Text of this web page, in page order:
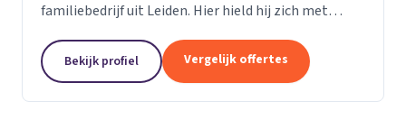
familiebedrijf uit Leiden. Hier hield hij zich met
verder gegaan als de Leidse Loodgieter. Met de...
Bekijk profiel Vergelijk offertes